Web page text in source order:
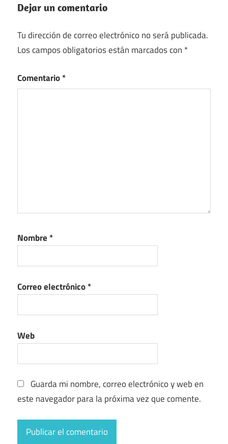
Dejar un comentario
Tu dirección de correo electrónico no será publicada.
Los campos obligatorios están marcados con *
Comentario*
Nombre *
Correo electrónico*
Web
Guarda mi nombre, correo electrónico y web en
este navegador para la próxima vez que comente.